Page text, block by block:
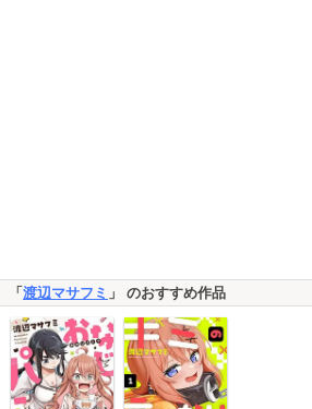
「 渡辺マサフミ 」 のおすすめ作品